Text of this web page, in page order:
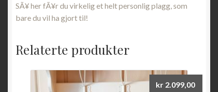
SÃ¥ her fÃ¥r du virkelig et helt personlig plagg, som
bare du vil ha gjort til!
Relaterte produkter
kr 2.099,00